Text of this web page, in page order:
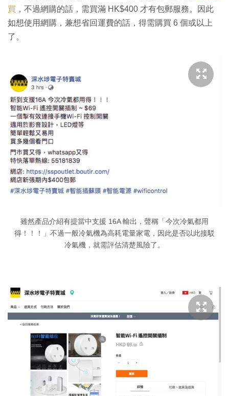
買 ，不過網購的話，需買滿 HK$400 才有包郵服務。因此
如想使用網購，兼想省回運費的話，得需購買 6 個或以上
了。
雖然產品介紹有提當中支援 16A 輸出，聲稱「今次冷氣都用
得！！！」不過一般冷氣機為高耗電量家電，因此是否以此接駁
冷氣機，就需評估清楚風險了。